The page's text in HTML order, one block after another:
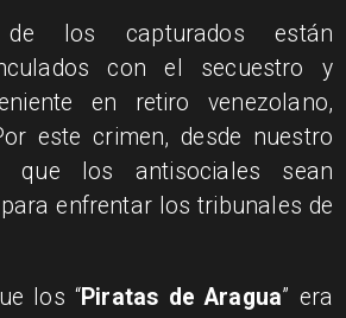
de los capturados están
con el secuestro y
en retiro venezolano,
este crimen, desde nuestro
que los antisociales sean
enfrentar los tribunales de
los “Piratas de Aragua” era